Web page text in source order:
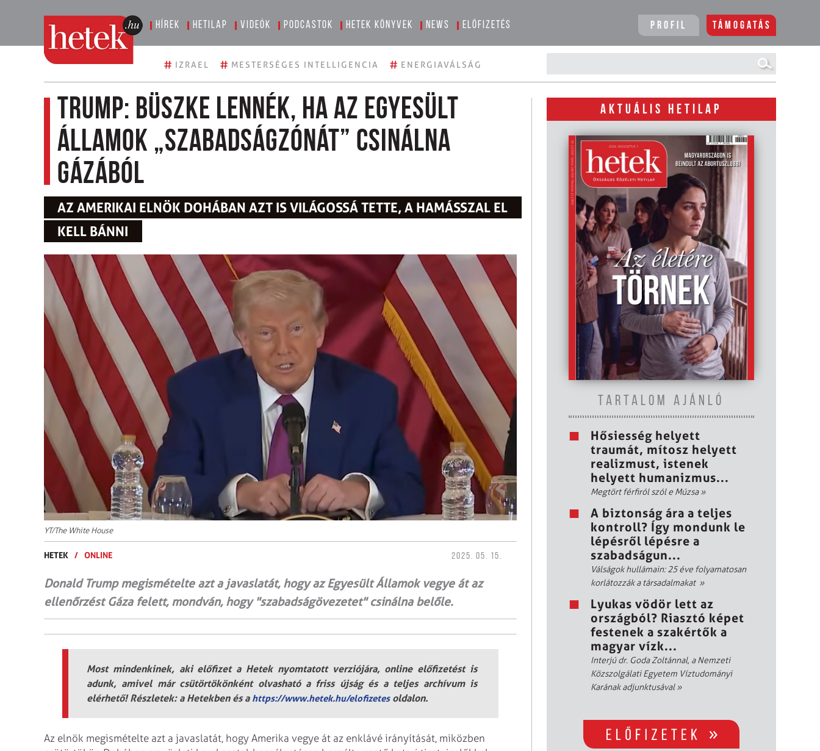
Hírek Hetilap Videók Podcastok Hetek könyvek News Előfizetés Profil Támogatás
# IZRAEL # MESTERSÉGES INTELLIGENCIA # ENERGIAVÁLSÁG
Trump: büszke lennék, ha az Egyesült
Államok „szabadságzónát” csinálna
Gázából
AZ AMERIKAI ELNÖK DOHÁBAN AZT IS VILÁGOSSÁ TETTE, A HAMÁSSZAL EL
KELL BÁNNI
YT/The White House
HETEK / ONLINE 2025. 05. 15.
Donald Trump megismételte azt a javaslatát, hogy az Egyesült Államok vegye át az
ellenőrzést Gáza felett, mondván, hogy "szabadságövezetet" csinálna belőle.
Most mindenkinek, aki előfizet a Hetek nyomtatott verziójára, online előfizetést is
adunk, amivel már csütörtökönként olvasható a friss újság és a teljes archívum is
elérhető! Részletek: a Hetekben és a https://www.hetek.hu/elofizetesoldalon.
Az elnök megismételte azt a javaslatát, hogy Amerika vegye át az enklávé irányítását, miközben
AKTUÁLIS HETILAP
TARTALOM AJÁNLÓ
Hősiesség helyett
traumát, mítosz helyett
realizmust, istenek
helyett humanizmus...
Megtört férfiról szól e Múzsa»
A biztonság ára a teljes
kontroll? Így mondunk le
lépésről lépésre a
szabadságun...
Válságok hullámain: 25 éve folyamatosan
korlátozzák a társadalmakat »
Lyukas vödör lett az
országból? Riasztó képet
festenek a szakértők a
magyar vízk...
Interjú dr. Goda Zoltánnal, a Nemzeti
Közszolgálati Egyetem Víztudományi
Karának adjunktusával»